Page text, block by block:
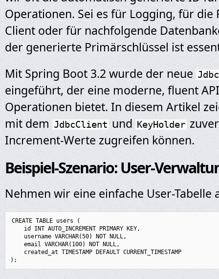
Operationen. Sei es für Logging, für die
Client oder für nachfolgende
der generierte Primärschlüssel ist
Mit Spring Boot 3.2 wurde der neue
eingeführt, der eine moderne, fluent
Operationen bietet. In diesem Artikel
mit dem JdbcClient und KeyHolder
Increment-Werte zugreifen können.
Beispiel-Szenario: User-
Nehmen wir eine einfache User-Tabelle
CREATE TABLE users (
    id INT AUTO_INCREMENT PRIMARY KEY,
    username VARCHAR(50) NOT NULL,
    email VARCHAR(100) NOT NULL,
    created_at TIMESTAMP DEFAULT CURRENT_TIMESTAMP